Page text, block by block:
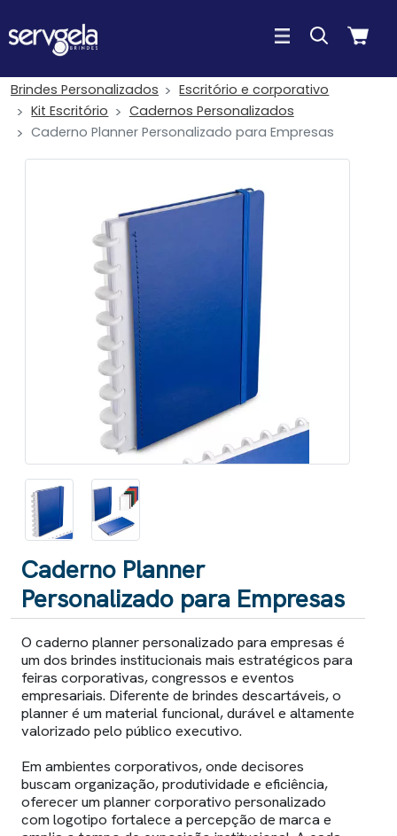
Brindes Personalizados
Escritório e corporativo
Kit Escritório
Cadernos Personalizados
Caderno Planner Personalizado para Empresas
Caderno Planner
Personalizado para Empresas
O caderno planner personalizado para empresas é
um dos brindes institucionais mais estratégicos para
feiras corporativas, congressos e eventos
empresariais. Diferente de brindes descartáveis, o
planner é um material funcional, durável e altamente
valorizado pelo público executivo.
Em ambientes corporativos, onde decisores
buscam organização, produtividade e eficiência,
oferecer um planner corporativo personalizado
com logotipo fortalece a percepção de marca e